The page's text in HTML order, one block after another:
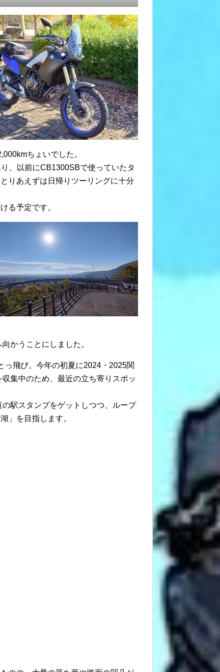
ちょいでした。
、以前にCB1300SBで使っていたタ
りあえずは日帰りツーリングに十分
る予定です。
かうことにしました。
っ飛び。今年の初夏に2024・2025関
集中のため、最近の立ち寄りスポッ
駅スタンプをゲットしつつ、ループ
」を目指します。